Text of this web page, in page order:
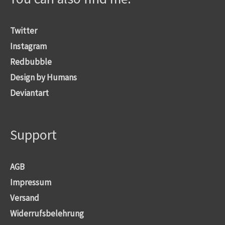
Twitter
Instagram
Redbubble
Design by Humans
Deviantart
Support
AGB
Impressum
Versand
Widerrufsbelehrung